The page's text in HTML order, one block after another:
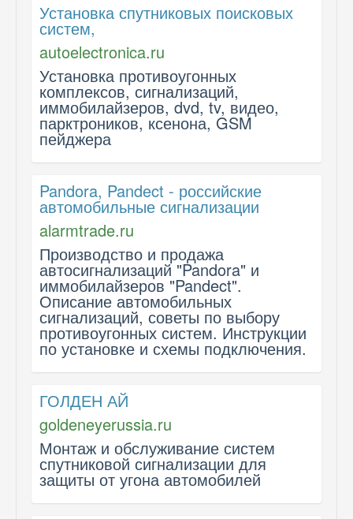
Установка спутниковых поисковых
систем,
autoelectronica.ru
Установка противоугонных
комплексов, сигнализаций,
иммобилайзеров, dvd, tv, видео,
парктроников, ксенона, GSM
пейджера
Pandora, Pandect - российские
автомобильные сигнализации
alarmtrade.ru
Производство и продажа
автосигнализаций "Pandora" и
иммобилайзеров "Pandect".
Описание автомобильных
сигнализаций, советы по выбору
противоугонных систем. Инструкции
по установке и схемы подключения.
ГОЛДЕН АЙ
goldeneyerussia.ru
Монтаж и обслуживание систем
спутниковой сигнализации для
защиты от угона автомобилей